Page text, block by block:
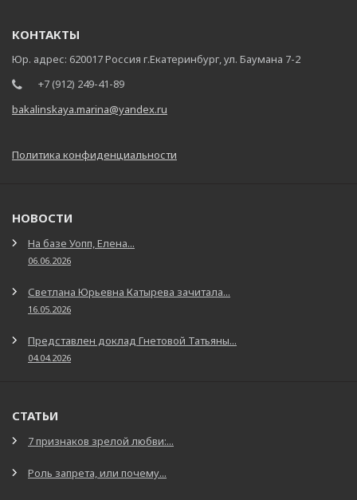
КОНТАКТЫ
Юр. адрес: 620017 Россия г.Екатеринбург, ул. Баумана 7-2
+7 (912) 249-41-89
bakalinskaya.marina@yandex.ru
Политика конфиденциальности
НОВОСТИ
На базе Уопп, Елена...
06.06.2026
Светлана Юрьевна Катырева зачитала...
16.05.2026
Представлен доклад Гнетовой Татьяны...
04.04.2026
СТАТЬИ
7 признаков зрелой любви:...
Роль запрета, или почему...